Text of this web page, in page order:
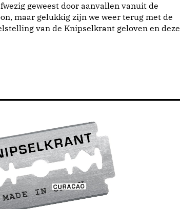
geweest door aanvallen vanuit de
maar gelukkig zijn we weer terug met de
van de Knipselkrant geloven en deze